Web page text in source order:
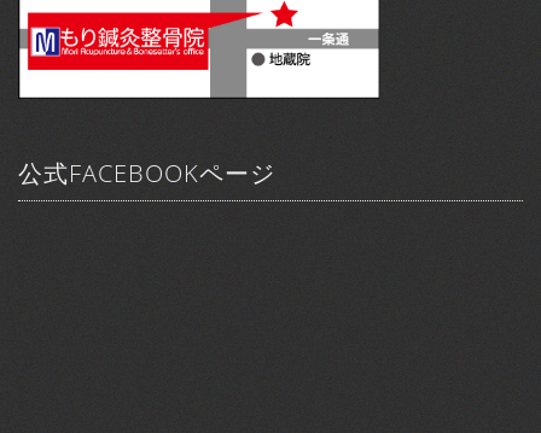
公式FACEBOOKページ